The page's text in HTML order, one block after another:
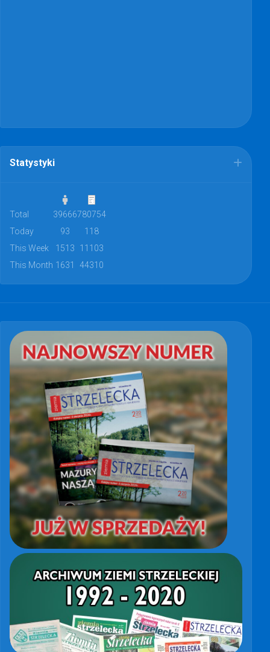
Statystyki
Total 39666780754
Today
93
118
This Week
1513
11103
This Month 1631 44310